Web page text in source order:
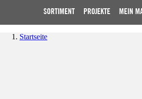
SORTIMENT PROJEKTE MEIN
Startseite